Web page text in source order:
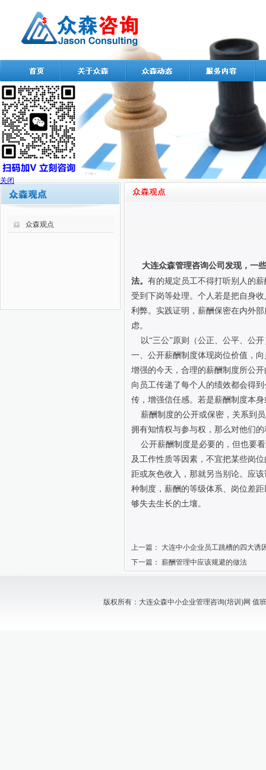
众森观点
大连众森管理咨询公司发现，一
法。 有的规定员工不得打听别人的
受到下岗等处理。个人若是把自身
利弊。实践证明，薪酬保密在内外
虑。
以“三公”原则（公正、公平、公
一、公开薪酬制度体现岗位价值，
增强的今天，合理的薪酬制度所公
向员工传递了每个人的绩效都会得
传，增强信任感。若是薪酬制度本
薪酬制度的公开或保密，关系到
拥有知情权与参与权，那么对他们
公开薪酬制度是必要的，但也要
及工作性质等因素，不宜把某些岗
距或灰色收入，那就另当别论。应
种制度，薪酬的等级体系、岗位差
够失去生长的土壤。
上一篇：
大连中小企业员工跳槽的四大诱
下一篇： 薪酬管理中应该规避的做法
版权所有：大连众森中小企业管理咨询(培训)网 值
关闭